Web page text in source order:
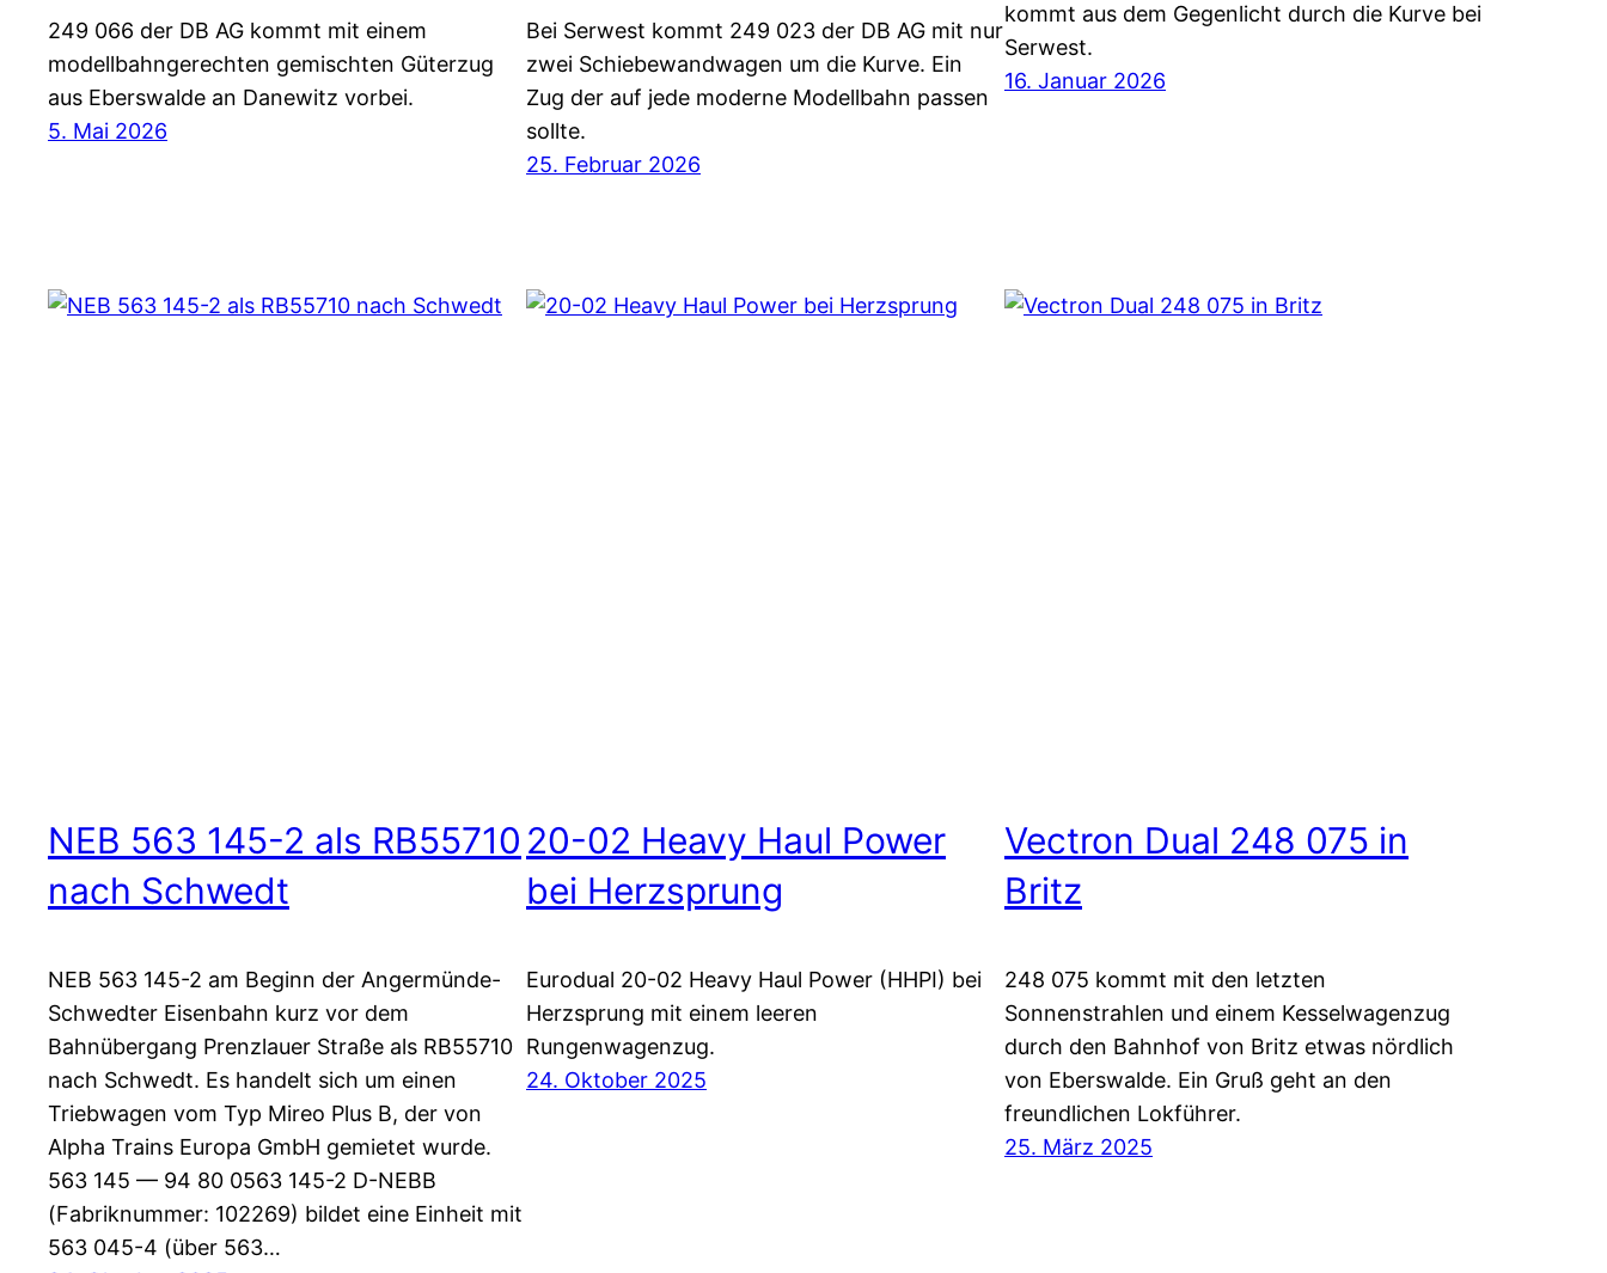
249 066 der DB AG kommt mit einem
modellbahngerechten gemischten Güterzug
aus Eberswalde an Danewitz vorbei.
5. Mai 2026
Bei Serwest kommt 249 023 der DB AG mit nur
zwei Schiebewandwagen um die Kurve. Ein
Zug der auf jede moderne Modellbahn passen
sollte.
25. Februar 2026
kommt aus dem Gegenlicht durch die Kurve bei
Serwest.
16. Januar 2026
NEB 563 145-2 als RB55710
nach Schwedt
NEB 563 145-2 am Beginn der Angermünde-
Schwedter Eisenbahn kurz vor dem
Bahnübergang Prenzlauer Straße als RB55710
nach Schwedt. Es handelt sich um einen
Triebwagen vom Typ Mireo Plus B, der von
Alpha Trains Europa GmbH gemietet wurde.
563 145 — 94 80 0563 145-2 D-NEBB
(Fabriknummer: 102269) bildet eine Einheit mit
563 045-4 (über 563…
20-02 Heavy Haul Power
bei Herzsprung
Eurodual 20-02 Heavy Haul Power (HHPI) bei
Herzsprung mit einem leeren
Rungenwagenzug.
24. Oktober 2025
Vectron Dual 248 075 in
Britz
248 075 kommt mit den letzten
Sonnenstrahlen und einem Kesselwagenzug
durch den Bahnhof von Britz etwas nördlich
von Eberswalde. Ein Gruß geht an den
freundlichen Lokführer.
25. März 2025